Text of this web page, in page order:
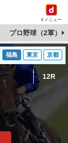
dメニュー
プロ野球（2軍）
福島 東京 京都
12R